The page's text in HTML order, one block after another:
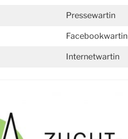
Pressewartin
Facebookwartin
Internetwartin